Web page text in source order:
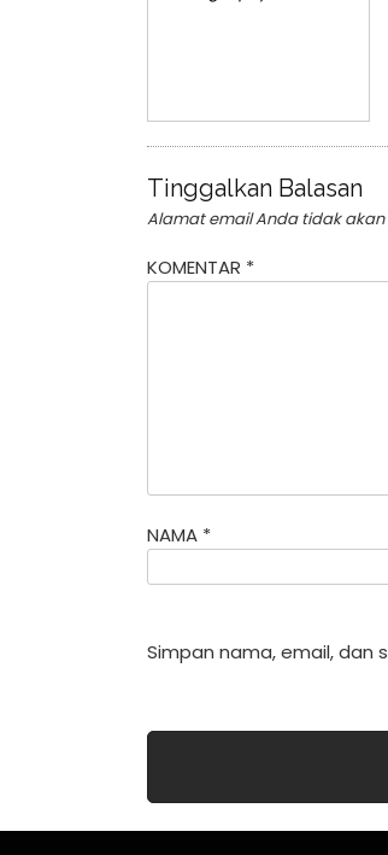
Tinggalkan Balasan
Alamat email Anda tidak
KOMENTAR *
NAMA *
Simpan nama, email, dan